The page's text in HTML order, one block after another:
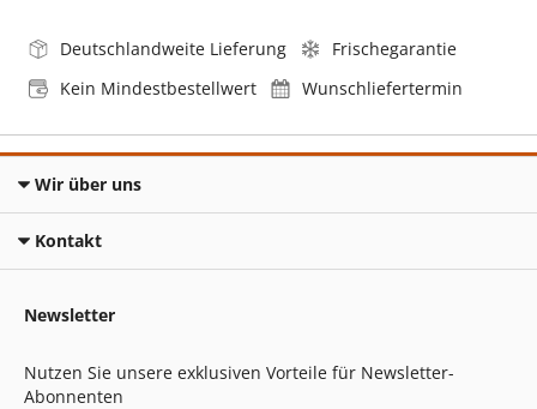
Deutschlandweite Lieferung
Frischegarantie
Kein Mindestbestellwert
Wunschliefertermin
Wir über uns
Kontakt
Newsletter
Nutzen Sie unsere exklusiven Vorteile für Newsletter-
Abonnenten